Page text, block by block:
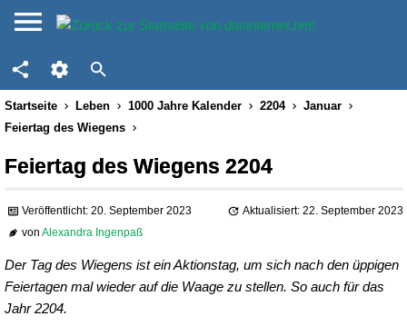
Startseite Leben 1000 Jahre Kalender 2204
Januar
Feiertag des Wiegens
Feiertag des Wiegens 2204
Veröffentlicht: 20. September 2023
Aktualisiert: 22. September 2023
vonAlexandra Ingenpaß
Der Tag des Wiegens ist ein Aktionstag, um sich nach den üppigen
Feiertagen mal wieder auf die Waage zu stellen. So auch für das
Jahr 2204.